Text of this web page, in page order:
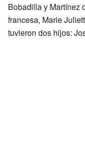
Bobadilla y Martínez
francesa, Marie
tuvieron dos hijos: